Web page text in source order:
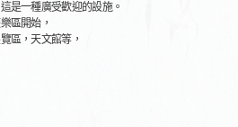
是一種廣受歡迎的設施。
區開始，
區，天文館等，